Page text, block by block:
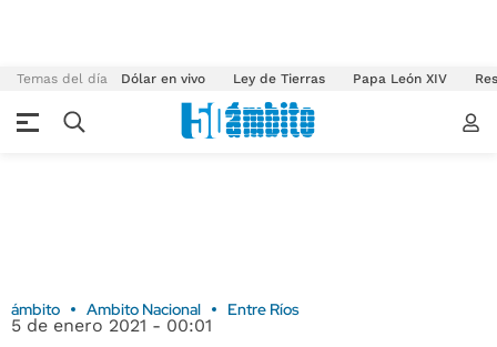
Temas del día Dólar en vivo Ley de Tierras Papa León XIV
ámbito Ambito Nacional Entre Ríos
5 de enero 2021 - 00:01